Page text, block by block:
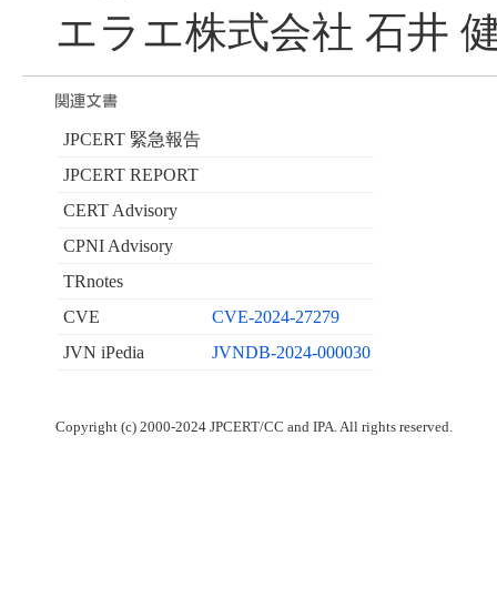
エラエ株式会社 石井
JPCERT 緊急報告
JPCERT REPORT
CERT Advisory
CPNI Advisory
TRnotes
CVE
CVE-2024-27279
JVN iPedia
JVNDB-2024-000030
Copyright (c) 2000-2024 JPCERT/CC and IPA. All rights reserved.